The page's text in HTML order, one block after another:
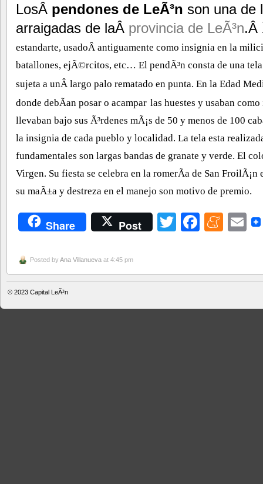
LosÂ pendones de LeÃ³n son una de
arraigadas de laÂ provincia de LeÃ³n.Â
estandarte, usadoÂ antiguamente como insignia en la
batallones, ejÃ©rcitos, etc… El pendÃ³n consta de una
sujeta a unÂ largo palo rematado en punta. En la Edad
donde debÃ­an posar o acampar las huestes y usaban
llevaban bajo sus Ã³rdenes mÃ¡s de 50 y menos de 100
la insignia de cada pueblo y localidad. La tela esta
fundamentales son largas bandas de granate y verde. El
Virgen. Su fiesta se celebra en la romerÃ­a de San
su maÃ±a y destreza en el manejo son motivo de premio.
Share Post Twitter
Posted byAna Villanueva at 4:45 pm
© 2023 Capital LeÃ³n